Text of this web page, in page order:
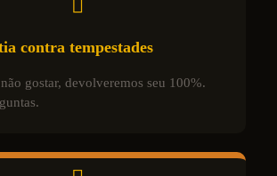
contra tempestades
gostar, devolveremos seu 100%.